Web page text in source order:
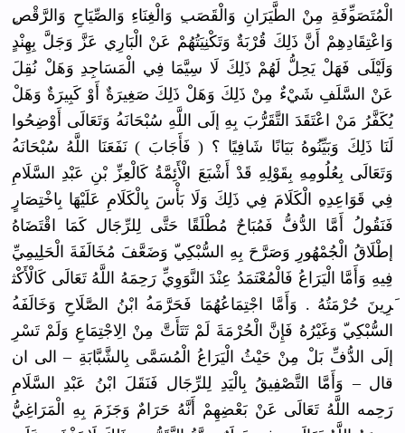
الْمُتَصَوِّفَةِ مِنْ الطَّيَرَا نِ وَالْقَصَب ِ وَالْغِنَاءِ وَالصِّيَاحِ وَالرَّقْص
وَاعْتِقَادِهِمْ أَنَّ ذَلِكَ قُرْبَةٌ وَتَكْنِيَتُهُمْ عَنْ الْبَارِي عَزَّ وَجَلَّ بِهِنْدٍ
وَلَيْلَى فَهَلْ يَحِلُّ لَهُمْ ذَلِكَ لَا سِيَّمَا فِي الْمَسَاجِدِ وَهَلْ نُقِلَ
عَنْ السَّلَفِ شَيْءٌ مِنْ ذَلِكَ وَهَلْ ذَلِكَ صَغِيرَةٌ أَوْ كَبِيرَةٌ وَهَلْ
يُكَفَّرُ مَنْ اعْتَقَدَ التَّقَرُّ بَ بِهِ إلَى اللَّهِ سُبْحَانَه ُ وَتَعَالَى أَوْضِحُوا
لَنَا ذَلِكَ وَبَيِّنُوهُ بَيَانًا شَافِيًا ؟ ( فَأَجَابَ ) نَفَعَنَا اللَّهُ سُبْحَانَه
وَتَعَالَى بِعُلُومِه ِ بِقَوْلِهِ قَدْ أَشْبَعَ الْأَئِمَّةُ كَالْعِزِّ بْنِ عَبْدِ السَّلَامِ
فِي قَوَاعِدِه ِ الْكَلَامَ فِي ذَلِكَ وَلَا بَأْسَ بِالْكَلَامِ عَلَيْهَا بِاخْتِصَارٍ
فَنَقُولُ أَمَّا الدُّفُّ فَمُبَاحٌ مُطْلَقًا حَتَّى لِلرِّجَال ِ كَمَا اقْتَضَاهُ
إطْلَاقُ الْجُمْهُورِ وَصَرَّحَ بِهِ السُّبْكِي ّ وَضَعَّفَ مُخَالَفَة َ الْحَلِيمِيِّ
فِيهِ وَأَمَّا الْيَرَاعُ فَالْمُعْتَمَدُ عِنْدَ النَّوَوِي ِّ رَحِمَهُ اللَّهُ تَعَالَى كَالْأَكْث
َرِينَ حُرْمَتُهُ . وَأَمَّا اجْتِمَاعُهُمَا فَحَرَّمَه ُ ابْنُ الصَّلَاحِ وَخَالَفَه
السُّبْكِي ّ وَغَيْرُهُ فَإِنَّ الْحُرْمَة َ لَمْ تَتَأَتَّ مِنْ الِاجْتِمَاعِ وَلَمْ تَسْرِ
إلَى الدُّفِّ بَلْ مِنْ حَيْثُ الْيَرَاعُ الْمُسَمَّى بِالشَّبَّابَةِ – الى ان
قال – وَأَمَّا التَّصْفِيقُ بِالْيَدِ لِلرِّجَال ِ فَنَقَلَ ابْنُ عَبْدِ السَّلَامِ
رَحِمه اللَّهُ تَعَالَى عَنْ بَعْضِهِمْ أَنَّهُ حَرَامٌ وَجَزَمَ بِهِ الْمَرَاغِيُّ